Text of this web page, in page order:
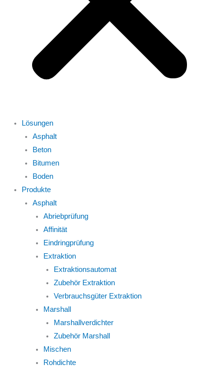
Lösungen
Asphalt
Beton
Bitumen
Boden
Produkte
Asphalt
Abriebprüfung
Affinität
Eindringprüfung
Extraktion
Extraktionsautomat
Zubehör Extraktion
Verbrauchsgüter Extraktion
Marshall
Marshallverdichter
Zubehör Marshall
Mischen
Rohdichte